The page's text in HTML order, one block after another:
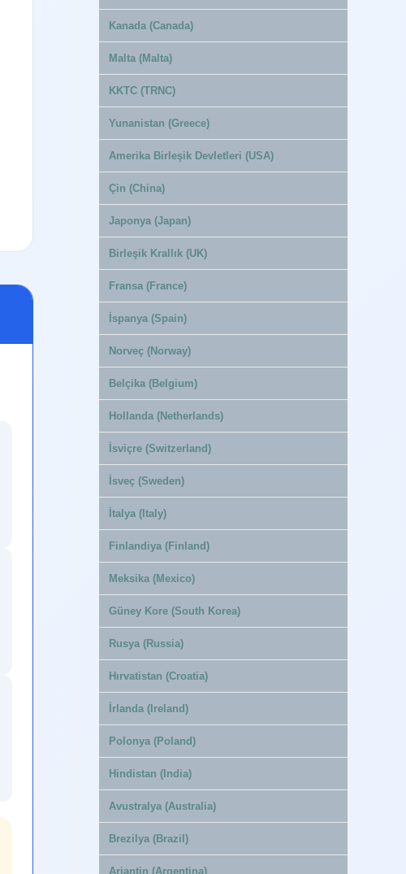
Kanada (Canada)
Malta (Malta)
KKTC (TRNC)
Yunanistan (Greece)
Amerika Birleşik Devletleri (USA)
Çin (China)
Japonya (Japan)
Birleşik Krallık (UK)
Fransa (France)
İspanya (Spain)
Norveç (Norway)
Belçika (Belgium)
Hollanda (Netherlands)
İsviçre (Switzerland)
İsveç (Sweden)
İtalya (Italy)
Finlandiya (Finland)
Meksika (Mexico)
Güney Kore (South Korea)
Rusya (Russia)
Hırvatistan (Croatia)
İrlanda (Ireland)
Polonya (Poland)
Hindistan (India)
Avustralya (Australia)
Brezilya (Brazil)
Arjantin (Argentina)